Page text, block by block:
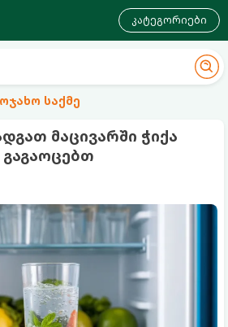
კატეგორიები
საქმე
მაცივარში ჭიქა